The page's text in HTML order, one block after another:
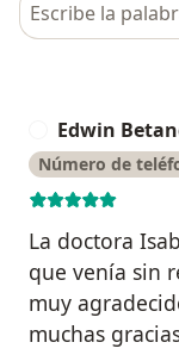
Edwin
Número de
La doctora
que venía sin
muy
muchas